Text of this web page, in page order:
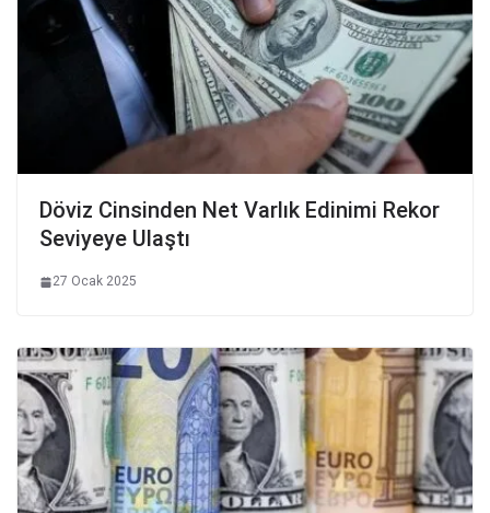
Döviz Cinsinden Net Varlık Edinimi Rekor
Seviyeye Ulaştı
27 Ocak 2025